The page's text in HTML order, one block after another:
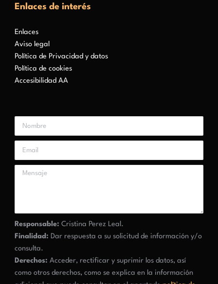
Enlaces de interés
Enlaces
Aviso legal
Política de Privacidad y datos
Política de cookies
Accesibilidad AA
Responsable: Cristina Perez Leal.
Finalidad: Dar respuesta a su solicitud de información y/o
consulta.
Derechos: Acceder, rectificar y suprimir los datos, así
como otros derechos, como se explica en la información